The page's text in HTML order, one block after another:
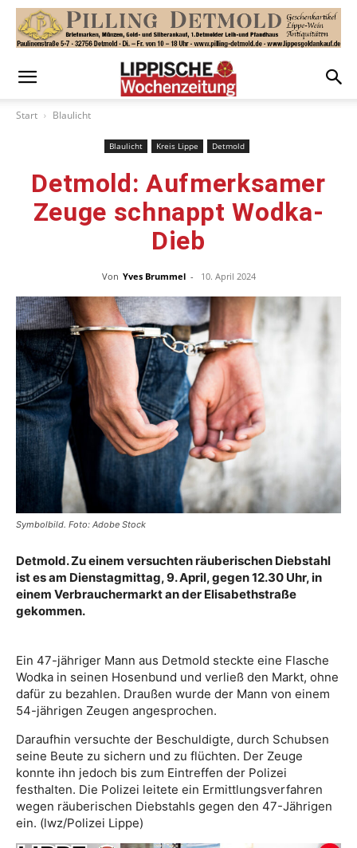
Start Blaulicht
Blaulicht Kreis Lippe Detmold
Detmold: Aufmerksamer
Zeuge schnappt Wodka-
Dieb
Von Yves Brummel - 10. April 2024
Symbolbild. Foto: Adobe Stock
Detmold. Zu einem versuchten räuberischen Diebstahl
ist es am Dienstagmittag, 9. April, gegen 12.30 Uhr, in
einem Verbrauchermarkt an der Elisabethstraße
gekommen.
Ein 47-jähriger Mann aus Detmold steckte eine Flasche
Wodka in seinen Hosenbund und verließ den Markt, ohne
dafür zu bezahlen. Draußen wurde der Mann von einem
54-jährigen Zeugen angesprochen.
Daraufhin versuchte der Beschuldigte, durch Schubsen
seine Beute zu sichern und zu flüchten. Der Zeuge
konnte ihn jedoch bis zum Eintreffen der Polizei
festhalten. Die Polizei leitete ein Ermittlungsverfahren
wegen räuberischen Diebstahls gegen den 47-Jährigen
ein. (lwz/Polizei Lippe)